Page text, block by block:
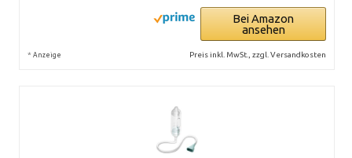
Bei Amazon
ansehen
* Anzeige Preis inkl. MwSt., zzgl. Versandkosten